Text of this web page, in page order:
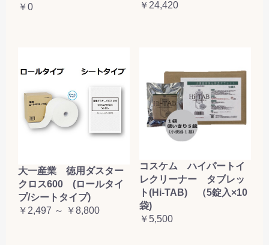
￥0
￥24,420
大一産業 徳用ダスター
クロス600 (ロールタイ
プ/シートタイプ)
￥2,497 ～ ￥8,800
コスケム ハイパートイ
レクリーナー タブレッ
ト(Hi-TAB) （5錠入×10
袋)
￥5,500